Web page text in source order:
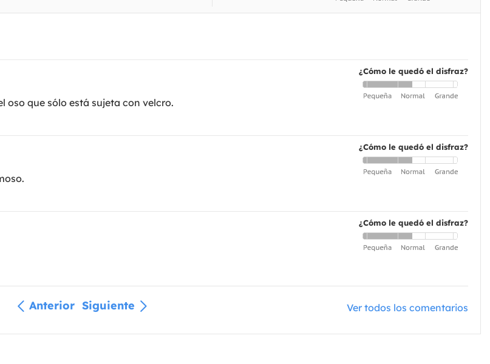
¿Cómo le quedó el disfraz?
oso que sólo está sujeta con velcro.
¿Cómo le quedó el disfraz?
¿Cómo le quedó el disfraz?
Anterior Siguiente Ver todos los comentarios